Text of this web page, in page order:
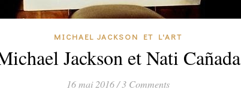
MICHAEL JACKSON ET L'ART
Jackson et Nati Cañada
16 mai 2016/3 Comments